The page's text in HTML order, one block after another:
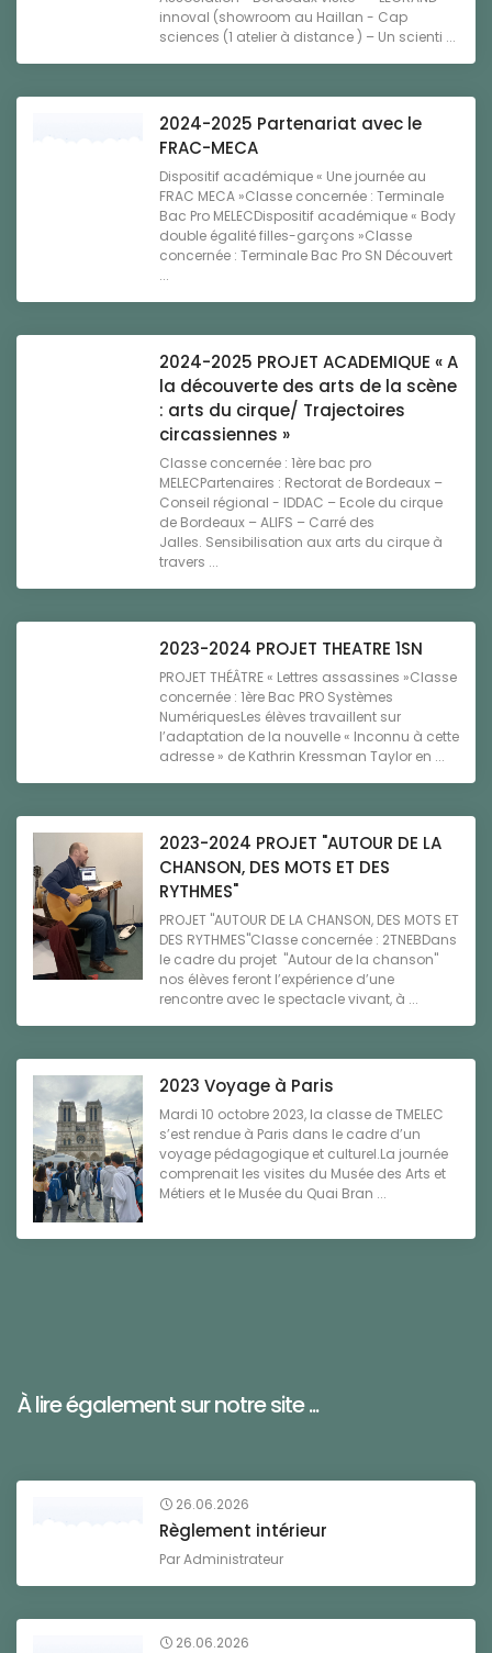
innoval (showroom au Haillan - Cap
sciences (1 atelier à distance ) – Un scienti ...
2024-2025 Partenariat avec le
FRAC-MECA
Dispositif académique « Une journée au
FRAC MECA »Classe concernée : Terminale
Bac Pro MELECDispositif académique « Body
double égalité filles-garçons »Classe
concernée : Terminale Bac Pro SN Découvert
...
2024-2025 PROJET ACADEMIQUE « A
la découverte des arts de la scène
: arts du cirque/ Trajectoires
circassiennes »
Classe concernée : 1ère bac pro
MELECPartenaires : Rectorat de Bordeaux –
Conseil régional - IDDAC – Ecole du cirque
de Bordeaux – ALIFS – Carré des
Jalles. Sensibilisation aux arts du cirque à
travers ...
2023-2024 PROJET THEATRE 1SN
PROJET THÉÂTRE « Lettres assassines »Classe
concernée : 1ère Bac PRO Systèmes
NumériquesLes élèves travaillent sur
l’adaptation de la nouvelle « Inconnu à cette
adresse » de Kathrin Kressman Taylor en ...
2023-2024 PROJET "AUTOUR DE LA
CHANSON, DES MOTS ET DES
RYTHMES"
PROJET "AUTOUR DE LA CHANSON, DES MOTS ET
DES RYTHMES"Classe concernée : 2TNEBDans
le cadre du projet "Autour de la chanson"
nos élèves feront l’expérience d’une
rencontre avec le spectacle vivant, à ...
2023 Voyage à Paris
Mardi 10 octobre 2023, la classe de TMELEC
s’est rendue à Paris dans le cadre d’un
voyage pédagogique et culturel.La journée
comprenait les visites du Musée des Arts et
Métiers et le Musée du Quai Bran ...
À lire également sur notre site ...
26.06.2026
Règlement intérieur
ParAdministrateur
26.06.2026